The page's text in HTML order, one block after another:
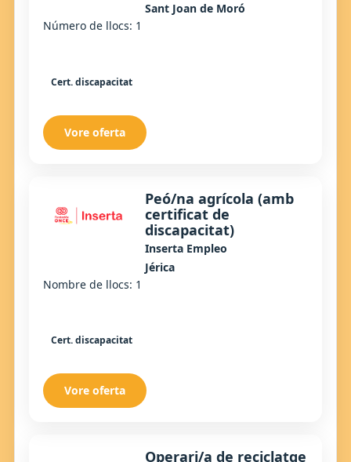
Sant Joan de Moró
Número de llocs: 1
Cert. discapacitat
Vore oferta
Peó/na agrícola (amb
certificat de
discapacitat)
Inserta Empleo
Jérica
Nombre de llocs: 1
Cert. discapacitat
Vore oferta
Operari/a de reciclatge